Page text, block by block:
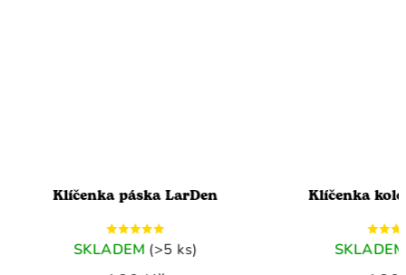
LarDen Klíčenka kolečko LarDen